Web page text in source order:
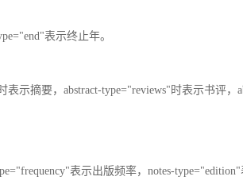
表示终止年。
表示摘要，abstract-type="reviews"时表示书评，
表示出版频率，notes-